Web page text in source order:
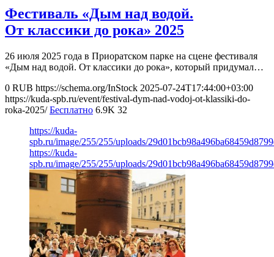
Фестиваль «Дым над водой.
От классики до рока» 2025
26 июля 2025 года в Приоратском парке на сцене фестиваля
«Дым над водой. От классики до рока», который придумал…
0 RUB https://schema.org/InStock 2025-07-24T17:44:00+03:00
https://kuda-spb.ru/event/festival-dym-nad-vodoj-ot-klassiki-do-
roka-2025/ Бесплатно 6.9K 32
https://kuda-
spb.ru/image/255/255/uploads/
https://kuda-
spb.ru/image/255/255/uploads/